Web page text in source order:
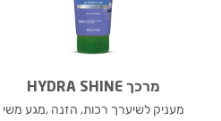
מרכך HYDRA SHINE
מעניק לשיערך רכות, הזנה ,מגע משי